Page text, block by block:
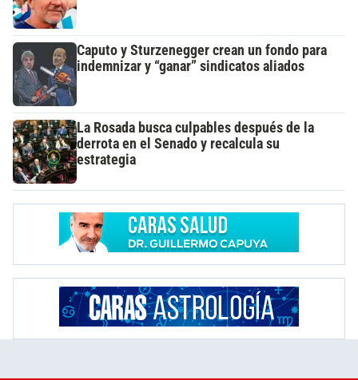
Caputo y Sturzenegger crean un fondo para
indemnizar y “ganar” sindicatos aliados
La Rosada busca culpables después de la
derrota en el Senado y recalcula su
estrategia